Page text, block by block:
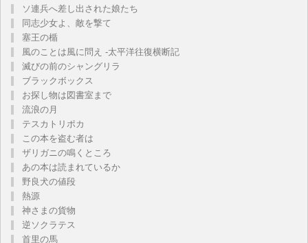
ソ連兵へ差し出された娘たち
同志少女よ、敵を撃て
塞王の楯
風のことは風に問え -太平洋往復横断記
滅びの前のシャングリラ
ブラックボックス
お探し物は図書室まで
流浪の月
テスカトリポカ
この本を盗む者は
ザリガニの鳴くところ
あの本は読まれているか
野良犬の値段
熱源
神さまの貨物
逆ソクラテス
首里の馬